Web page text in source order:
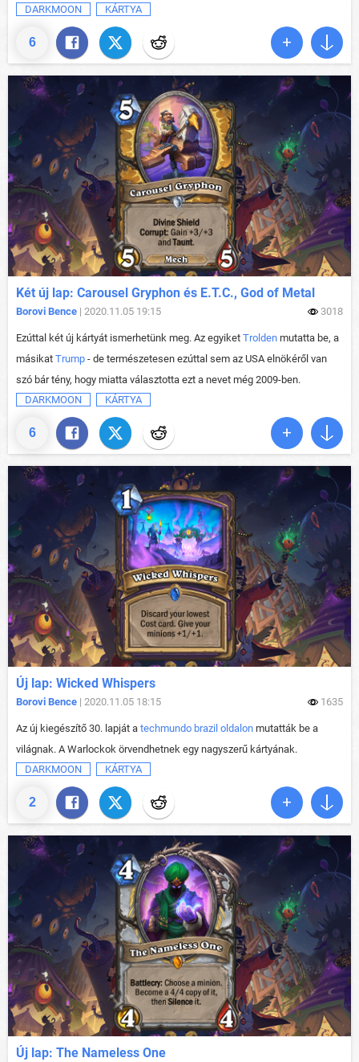
6
DARKMOON KÁRTYA
6
Két új lap: Carousel Gryphon és E.T.C., God of Metal
Borovi Bence | 2020.11.05 19:15 3018
Ezúttal két új kártyát ismerhetünk meg. Az egyiket Trolden mutatta be, a
másikat Trump - de természetesen ezúttal sem az USA elnökéről van
szó bár tény, hogy miatta választotta ezt a nevet még 2009-ben.
DARKMOON
KÁRTYA
2
Új lap: Wicked Whispers
Borovi Bence | 2020.11.05 18:15 1635
Az új kiegészítő 30. lapját a techmundo brazil oldalon mutatták be a
világnak. A Warlockok örvendhetnek egy nagyszerű kártyának.
DARKMOON
KÁRTYA
Új lap: The Nameless One